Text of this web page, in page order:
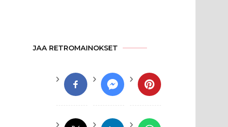
JAA RETROMAINOKSET